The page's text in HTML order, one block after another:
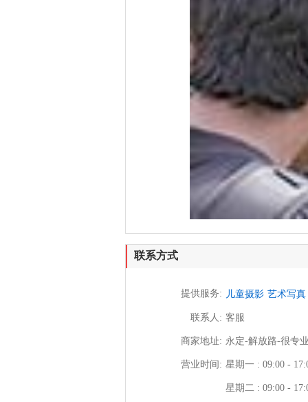
联系方式
提供服务: 儿童摄影 艺术写真
联系人: 客服
商家地址: 永定-解放路-很专
营业时间: 星期一 : 09:00 -
星期二 : 09:00 -